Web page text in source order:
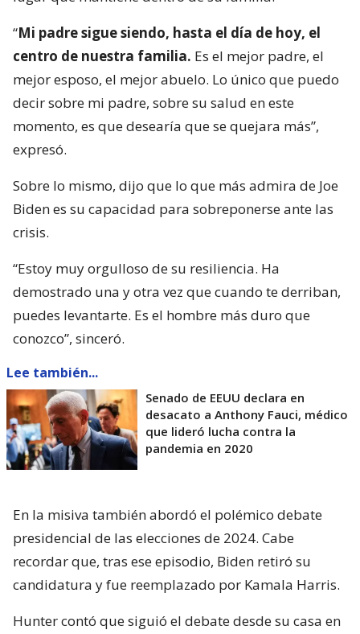
“Mi padre sigue siendo, hasta el día de hoy, el
centro de nuestra familia. Es el mejor padre, el
mejor esposo, el mejor abuelo. Lo único que puedo
decir sobre mi padre, sobre su salud en este
momento, es que desearía que se quejara más”,
expresó.
Sobre lo mismo, dijo que lo que más admira de Joe
Biden es su capacidad para sobreponerse ante las
crisis.
“Estoy muy orgulloso de su resiliencia. Ha
demostrado una y otra vez que cuando te derriban,
puedes levantarte. Es el hombre más duro que
conozco”, sinceró.
Lee también...
Senado de EEUU declara en
desacato a Anthony Fauci, médico
que lideró lucha contra la
pandemia en 2020
En la misiva también abordó el polémico debate
presidencial de las elecciones de 2024. Cabe
recordar que, tras ese episodio, Biden retiró su
candidatura y fue reemplazado por Kamala Harris.
Hunter contó que siguió el debate desde su casa en